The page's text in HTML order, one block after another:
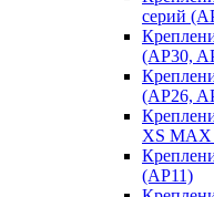
серий
(AP30,
(AP26,
XS MAX
(AP11)